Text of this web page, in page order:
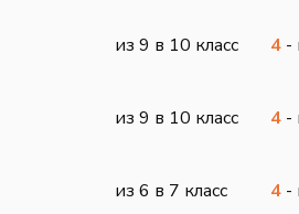
из 9 в 10 класс 4 -
из 9 в 10 класс 4 -
из 6 в 7 класс 4 -